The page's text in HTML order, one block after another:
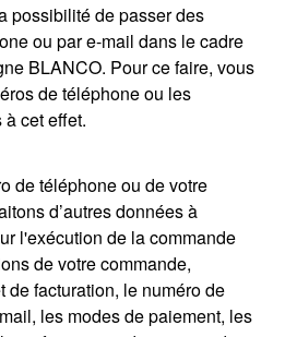
possibilité de passer des
ou par e-mail dans le cadre
BLANCO. Pour ce faire, vous
de téléphone ou les
cet effet.
de téléphone ou de votre
d’autres données à
l'exécution de la commande
de votre commande,
de facturation, le numéro de
les modes de paiement, les